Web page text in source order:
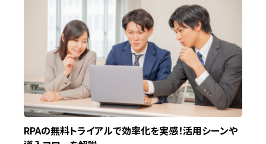
RPAの無料トライアルで効率化を実感！活用シーンや